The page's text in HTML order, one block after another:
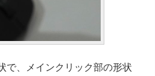
、メインクリック部の形状